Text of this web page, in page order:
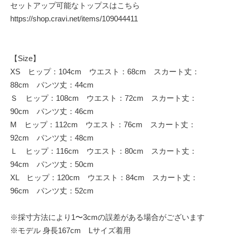
セットアップ可能なトップスはこちら
https://shop.cravi.net/items/109044411
【Size】
XS ヒップ：104cm ウエスト：68cm スカート丈：
88cm パンツ丈：44cm
Ｓ ヒップ：108cm ウエスト：72cm スカート丈：
90cm パンツ丈：46cm
M ヒップ：112cm ウエスト：76cm スカート丈：
92cm パンツ丈：48cm
Ｌ ヒップ：116cm ウエスト：80cm スカート丈：
94cm パンツ丈：50cm
XL ヒップ：120cm ウエスト：84cm スカート丈：
96cm パンツ丈：52cm
※採寸方法により1〜3cmの誤差がある場合がございます
※モデル 身長167cm Lサイズ着用